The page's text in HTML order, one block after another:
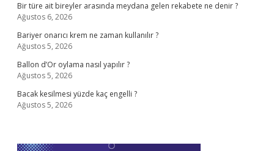
Bir türe ait bireyler arasında meydana gelen rekabete ne denir ?
Ağustos 6, 2026
Bariyer onarıcı krem ne zaman kullanılır ?
Ağustos 5, 2026
Ballon d’Or oylama nasıl yapılır ?
Ağustos 5, 2026
Bacak kesilmesi yüzde kaç engelli ?
Ağustos 5, 2026